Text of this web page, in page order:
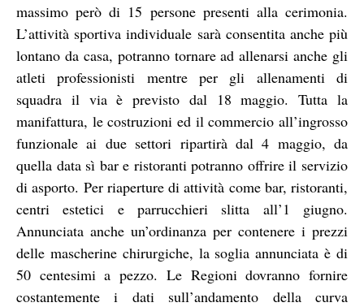
massimo però di 15 persone presenti alla cerimonia.
L’attività sportiva individuale sarà consentita anche più
lontano da casa, potranno tornare ad allenarsi anche gli
atleti professionisti mentre per gli allenamenti di
squadra il via è previsto dal 18 maggio. Tutta la
manifattura, le costruzioni ed il commercio all’ingrosso
funzionale ai due settori ripartirà dal 4 maggio, da
quella data sì bar e ristoranti potranno offrire il servizio
di asporto. Per riaperture di attività come bar, ristoranti,
centri estetici e parrucchieri slitta all’1 giugno.
Annunciata anche un’ordinanza per contenere i prezzi
delle mascherine chirurgiche, la soglia annunciata è di
50 centesimi a pezzo. Le Regioni dovranno fornire
costantemente i dati sull’andamento della curva